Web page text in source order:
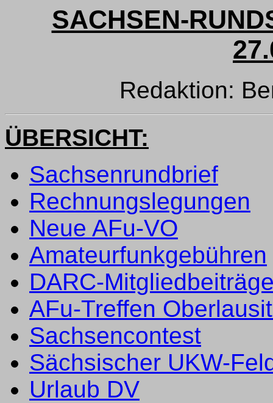
SACHSEN-
Redaktion:
ÜBERSICHT:
Sachsenrundbrief
Rechnungslegungen
Neue AFu-VO
Amateurfunkgebühren
DARC-
AFu-Treffen
Sachsencontest
Sächsischer UKW-
Urlaub DV